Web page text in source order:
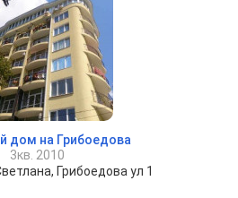
дом на Грибоедова
3кв. 2010
Грибоедова ул 1